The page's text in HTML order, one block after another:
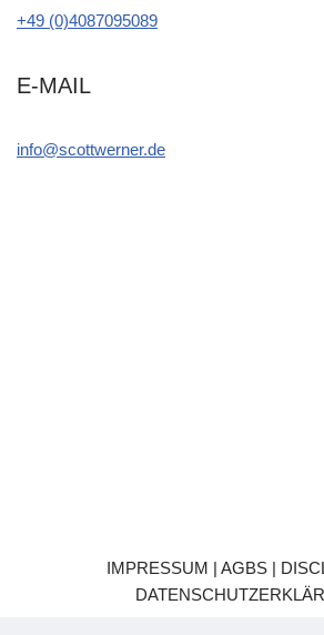
+49 (0)4087095089
E-MAIL
info@scottwerner.de
IMPRESSUM | AGBS |